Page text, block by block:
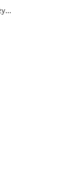
1176. - Wiewiórkowe życzenia (PDF)